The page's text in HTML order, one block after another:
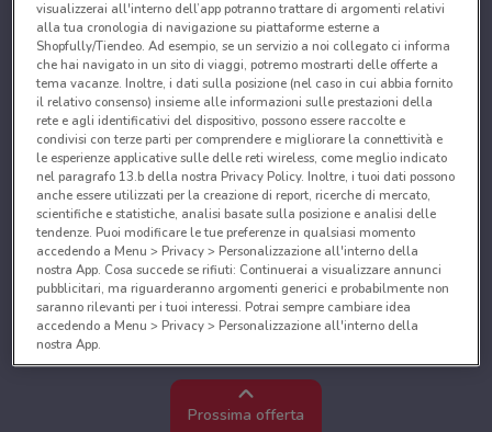
Prossima offerta
visualizzerai all'interno dell’app potranno trattare di argomenti relativi
alla tua cronologia di navigazione su piattaforme esterne a
Shopfully/Tiendeo. Ad esempio, se un servizio a noi collegato ci informa
che hai navigato in un sito di viaggi, potremo mostrarti delle offerte a
tema vacanze. Inoltre, i dati sulla posizione (nel caso in cui abbia fornito
il relativo consenso) insieme alle informazioni sulle prestazioni della
rete e agli identificativi del dispositivo, possono essere raccolte e
condivisi con terze parti per comprendere e migliorare la connettività e
le esperienze applicative sulle delle reti wireless, come meglio indicato
nel paragrafo 13.b della nostra Privacy Policy. Inoltre, i tuoi dati possono
anche essere utilizzati per la creazione di report, ricerche di mercato,
scientifiche e statistiche, analisi basate sulla posizione e analisi delle
tendenze. Puoi modificare le tue preferenze in qualsiasi momento
accedendo a Menu > Privacy > Personalizzazione all'interno della
nostra App. Cosa succede se rifiuti: Continuerai a visualizzare annunci
pubblicitari, ma riguarderanno argomenti generici e probabilmente non
saranno rilevanti per i tuoi interessi. Potrai sempre cambiare idea
accedendo a Menu > Privacy > Personalizzazione all'interno della
nostra App.
Noi e i nostri partner trattiamo i dati per fornire:
Utilizzare dati di geolocalizzazione precisi. Scansione attiva delle
caratteristiche del dispositivo ai fini dell’identificazione. Archiviare